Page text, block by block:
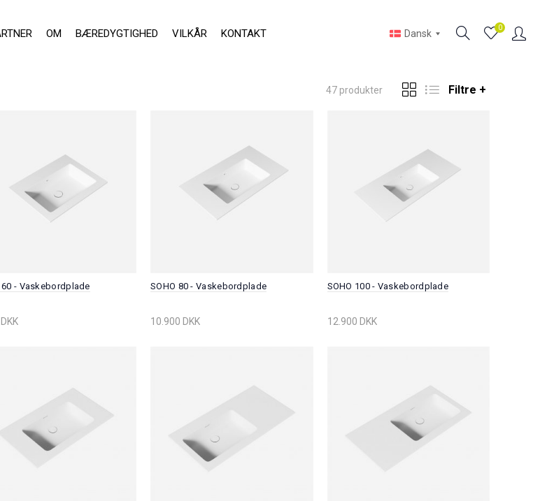
OM BÆREDYGTIGHED VILKÅR KONTAKT Dansk
0
47 produkter Filtre +
60 - Vaskebordplade SOHO 80 - Vaskebordplade
10.900 DKK
SOHO 100 - Vaskebordplade
12.900 DKK